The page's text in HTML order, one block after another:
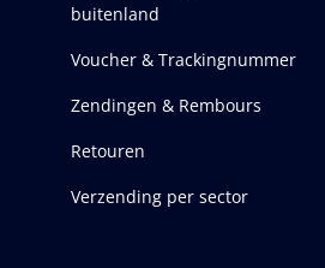
buitenland
Voucher & Trackingnummer
Zendingen & Rembours
Retouren
Verzending per sector